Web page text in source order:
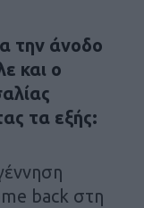
την άνοδο
και ο
τα εξής:
back στη